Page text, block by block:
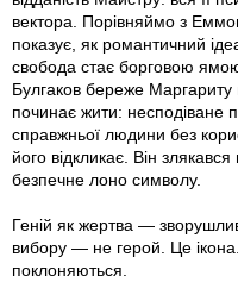
вектора. Порівняймо з
показує, як романтичний
свобода стає борговою
Булгаков береже
починає жити: несподіване
справжньої людини без
його відкликає. Він
безпечне лоно символу.
Геній як жертва —
вибору — не герой. Це
поклоняються.